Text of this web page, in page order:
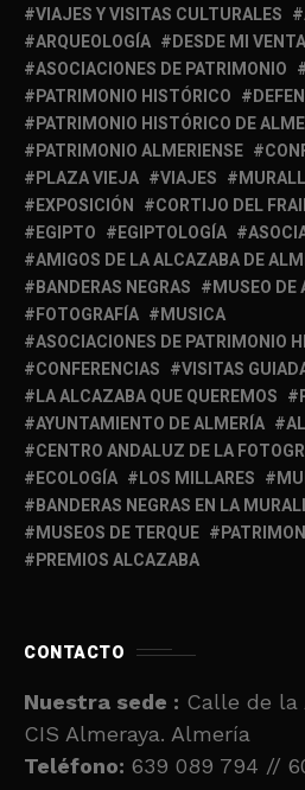
VIAJES Y VISITAS CULTURALES
ARQUEOLOGÍA
DESDE MI
ASOCIACIONES DE PATRIMONIO
PATRIMONIO HISTÓRICO
PATRIMONIO HISTÓRICO DE
PATRIMONIO ALMERIENSE
PLAZA VIEJA
VIAJES
EXPOSICIÓN
CORTIJO DEL
EGIPTO
EGIPTOLOGÍA
AMIGOS DE LA ALCAZABA DE
BANDERAS NEGRAS
MUSEO DE
FOTOGRAFÍA
MUSICA
ASOCIACIONES DE PATRIMONIO
CONFERENCIAS
VISITAS
LA ALCAZABA QUE QUEREMOS
AYUNTAMIENTO DE ALMERÍA
CENTRO ANDALUZ DE LA
ECOLOGÍA
LOS MILLARES
BANDERAS NEGRAS EN LA
MUSEOS DE TERQUE
PREMIOS ALCAZABA
CONTACTO
Nuestra sede : Calle de la
CIS Almeraya. Almería
Teléfono: 639 089 794 //